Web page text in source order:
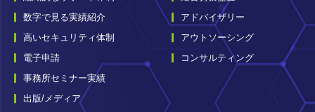
数字で見る実績紹介
高いセキュリティ体制
電子申請
事務所セミナー実績
出版/メディア
アドバイザリー
アウトソーシング
コンサルティング